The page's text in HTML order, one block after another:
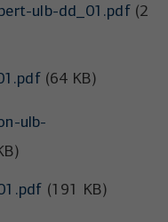
ulb-dd_01.pdf(2
(64 KB)
ulb-
(191 KB)